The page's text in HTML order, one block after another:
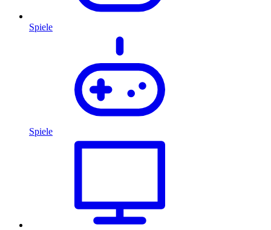
Spiele
Spiele